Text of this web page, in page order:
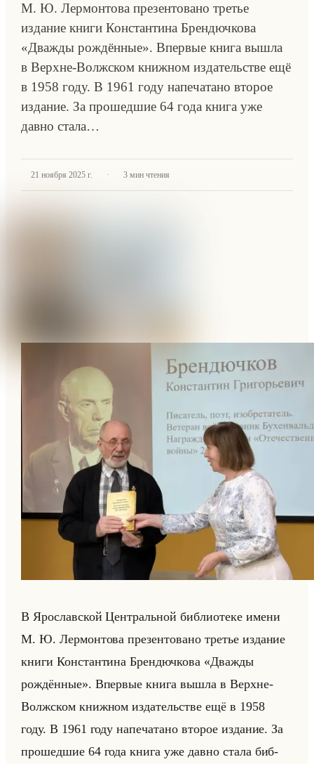
М. Ю. Лермонтова презентовано третье
издание книги Константина Брендючкова
«Дважды рождённые». Впервые книга вышла
в Верхне-Волжском книжном издательстве ещё
в 1958 году. В 1961 году напечатано второе
издание. За прошедшие 64 года книга уже
давно стала…
21 ноября 2025 г. · 3 мин чтения
В Яро­слав­ской Цен­тральной биб­лио­те­ке имени
М. Ю. Лер­мон­то­ва пре­зен­то­ва­но тре­тье из­да­ние
книги Кон­стан­ти­на Брен­дюч­ко­ва «Дважды
рождённые». Впер­вые книга вышла в Верхне-
Волж­ском книж­ном из­да­тельстве ещё в 1958
году. В 1961 году на­пе­ча­та­но вто­рое из­да­ние. За
про­шед­шие 64 года книга уже давно стала биб­